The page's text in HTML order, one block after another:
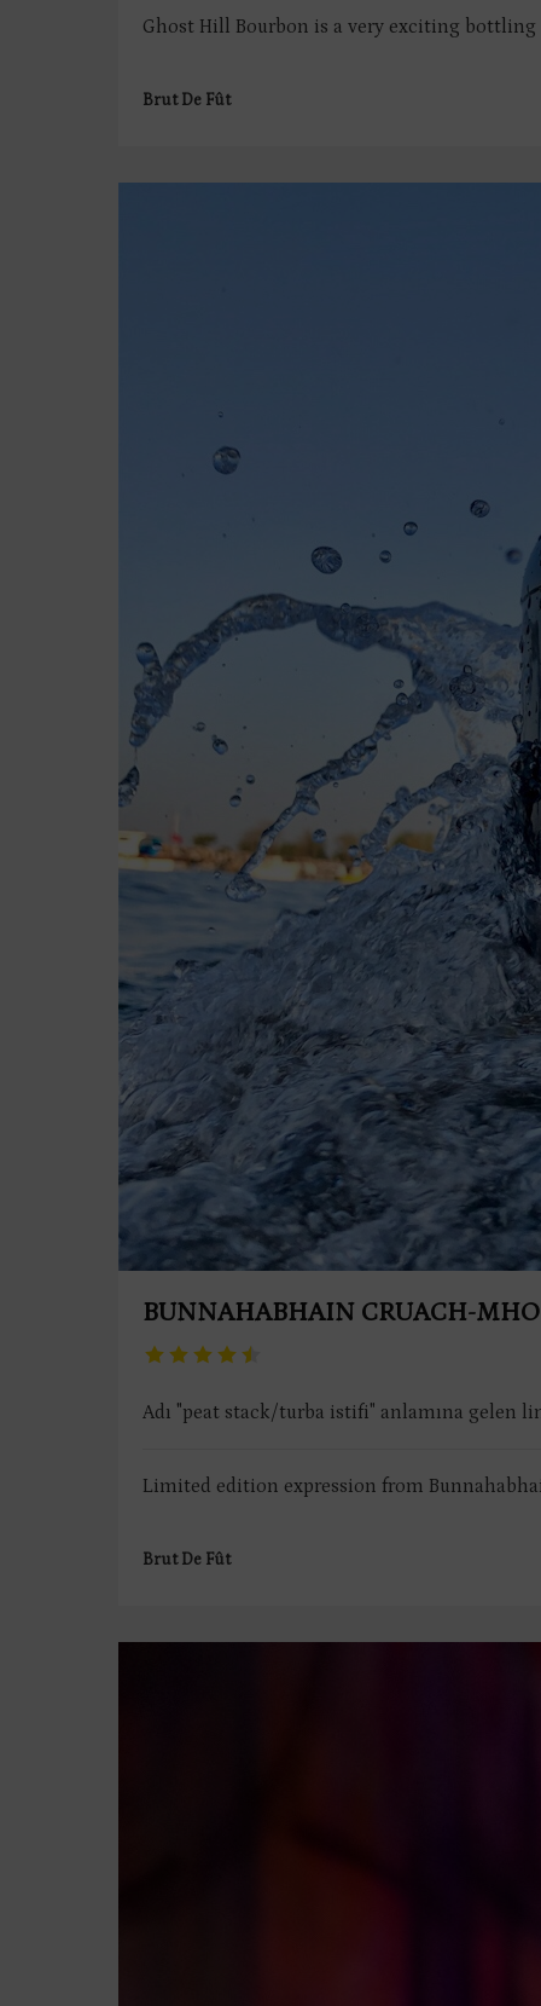
Ghost Hill Bourbon is a very exciting
Brut De Fût
BUNNAHABHAIN CRUACH-
Adı "peat stack/turba istifi" anlamına gelen
Limited edition expression from
Brut De Fût